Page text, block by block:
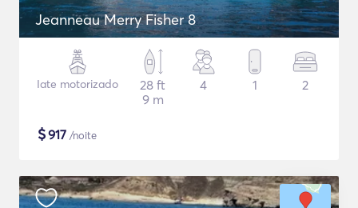
Jeanneau Merry Fisher 8
Iate motorizado
28 ft
9 m
4 1 2
$917 /noite